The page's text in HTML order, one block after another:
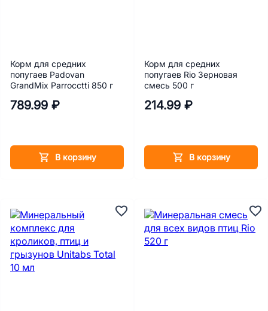
Корм для средних
попугаев Padovan
GrandMix Parrocctti 850 г
789.99 ₽
В корзину
Корм для средних
попугаев Rio Зерновая
смесь 500 г
214.99 ₽
В корзину